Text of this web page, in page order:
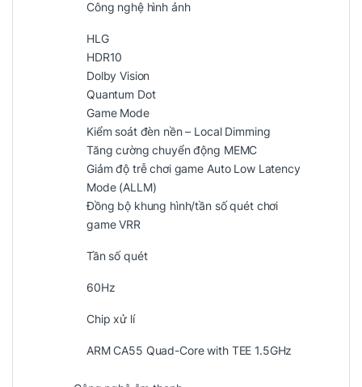
Công nghệ hình ảnh
HLG
HDR10
Dolby Vision
Quantum Dot
Game Mode
Kiểm soát đèn nền – Local Dimming
Tăng cường chuyển động MEMC
Giảm độ trễ chơi game Auto Low Latency
Mode (ALLM)
Đồng bộ khung hình/tần số quét chơi
game VRR
Tần số quét
60Hz
Chip xử lí
ARM CA55 Quad-Core with TEE 1.5GHz